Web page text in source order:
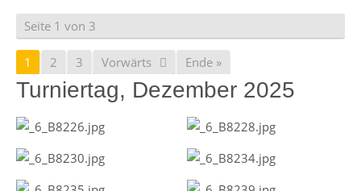
Seite 1 von 3
1 2 3 Vorwärts Ende »
Turniertag, Dezember 2025